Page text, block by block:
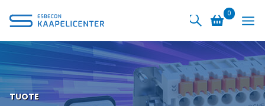
sisältöön
0
TUOTE